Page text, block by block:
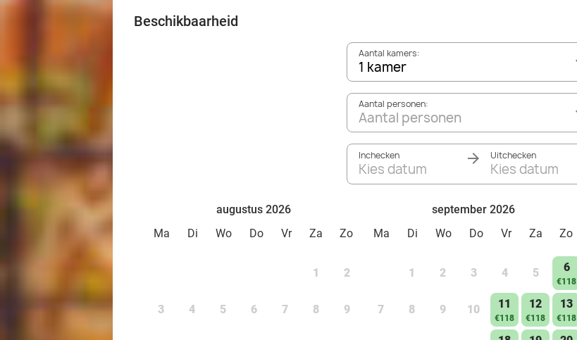
Beschikbaarheid
Aantal kamers:
1 kamer
Aantal personen:
Aantal personen
Inchecken
Kies datum
Uitchecken
Kies datum
augustus 2026
Ma
Di Wo Do Vr Za Zo
1 2
3 4 5 6 7 8 9
september 2026
Ma
Di Wo Do Vr Za Zo
1 2 3 4 5 6
€118
7 8 9 10 11
€118
12
€118
13
€118